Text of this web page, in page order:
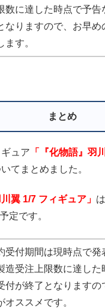
数に達した時点で予
なりますので、お早め
ます。
まとめ
ュア 「『化物語』羽
てまとめました。
翼 1/7 フィギュア」
定です。
受付期間は現時点で発
造受注上限数に達した
付が終了となりますの
オススメです。